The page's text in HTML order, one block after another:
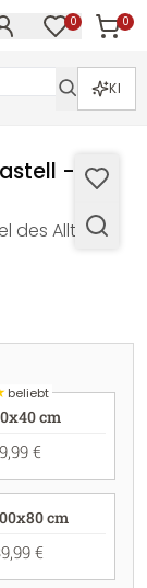
0 0
KI
-
des Alltags.
beliebt
cm
€
cm
€